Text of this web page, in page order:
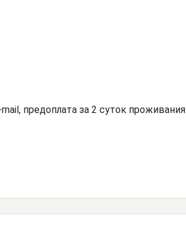
предоплата за 2 суток проживания